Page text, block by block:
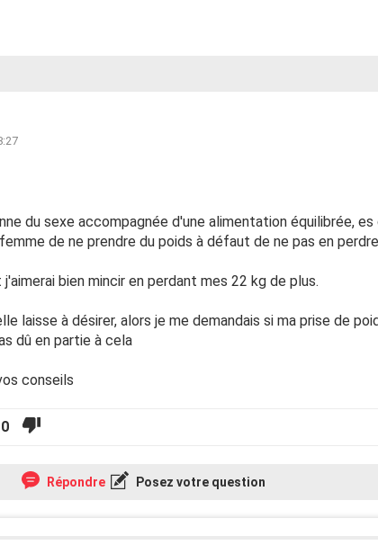
du sexe accompagnée d'une alimentation équilibrée, es
de ne prendre du poids à défaut de ne pas en
bien mincir en perdant mes 22 kg de plus.
laisse à désirer, alors je me demandais si ma prise de
dû en partie à cela
conseils
0
Répondre Posez votre question